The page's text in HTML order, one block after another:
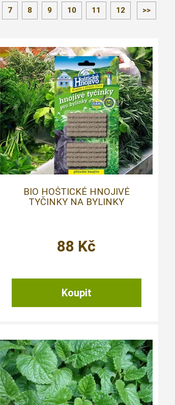
7 8 9 10 11 12 >>
BIO HOŠTICKÉ HNOJIVÉ
TYČINKY NA BYLINKY
88 Kč